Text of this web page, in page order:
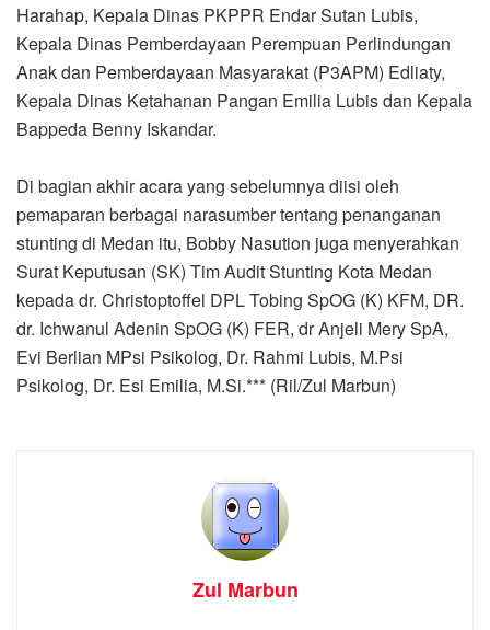
Harahap, Kepala Dinas PKPPR Endar Sutan Lubis,
Kepala Dinas Pemberdayaan Perempuan Perlindungan
Anak dan Pemberdayaan Masyarakat (P3APM) Edliaty,
Kepala Dinas Ketahanan Pangan Emilia Lubis dan Kepala
Bappeda Benny Iskandar.
Di bagian akhir acara yang sebelumnya diisi oleh
pemaparan berbagai narasumber tentang penanganan
stunting di Medan itu, Bobby Nasution juga menyerahkan
Surat Keputusan (SK) Tim Audit Stunting Kota Medan
kepada dr. Christoptoffel DPL Tobing SpOG (K) KFM, DR.
dr. Ichwanul Adenin SpOG (K) FER, dr Anjeli Mery SpA,
Evi Berlian MPsi Psikolog, Dr. Rahmi Lubis, M.Psi
Psikolog, Dr. Esi Emilia, M.Si.*** (Ril/Zul Marbun)
Zul Marbun